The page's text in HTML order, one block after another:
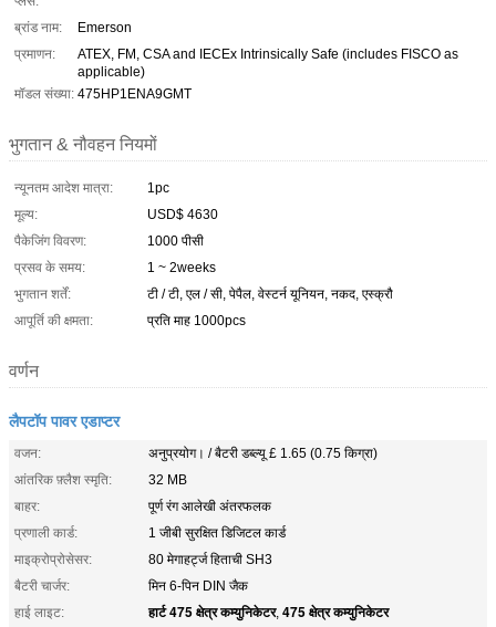
ब्रांड नाम:
Emerson
प्रमाणन:
ATEX, FM, CSA and IECEx Intrinsically Safe (includes FISCO as
applicable)
मॉडल संख्या: 475HP1ENA9GMT
भुगतान & नौवहन नियमों
न्यूनतम आदेश मात्रा:
1pc
मूल्य:
USD$ 4630
पैकेजिंग विवरण:
1000 पीसी
प्रसव के समय:
1 ~ 2weeks
भुगतान शर्तें:
टी / टी, एल / सी, पेपैल, वेस्टर्न यूनियन, नकद, एस्क्रौ
आपूर्ति की क्षमता:
प्रति माह 1000pcs
वर्णन
लैपटॉप पावर एडाप्टर
वजन:
अनुप्रयोग। / बैटरी डब्ल्यू £ 1.65 (0.75 किग्रा)
आंतरिक फ़्लैश स्मृति:
32 MB
बाहर:
पूर्ण रंग आलेखी अंतरफलक
प्रणाली कार्ड:
1 जीबी सुरक्षित डिजिटल कार्ड
माइक्रोप्रोसेसर:
80 मेगाहर्ट्ज हिताची SH3
बैटरी चार्जर:
मिन 6-पिन DIN जैक
हाई लाइट:
हार्ट 475 क्षेत्र कम्युनिकेटर, 475 क्षेत्र कम्युनिकेटर